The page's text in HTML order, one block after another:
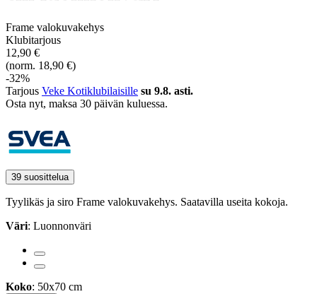
Frame valokuvakehys
Klubitarjous
12,90 €
(norm. 18,90 €)
-32%
Tarjous Veke Kotiklubilaisille su 9.8. asti.
Osta nyt, ­maksa 30 päivän kuluessa.
39 suosittelua
Tyylikäs ja siro Frame valokuvakehys. Saatavilla useita kokoja.
Väri: Luonnonväri
Koko: 50x70 cm